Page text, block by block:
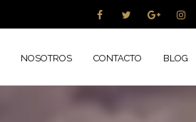
NOSOTROS CONTACTO BLOG